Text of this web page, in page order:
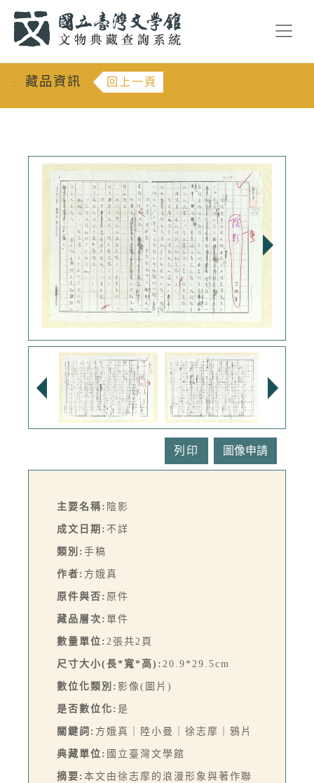
::: 藏品資訊 回上一頁
列印
主要名稱: 陰影
成文日期: 不詳
類別: 手稿
作者: 方娥真
原件與否: 原件
藏品層次: 單件
數量單位: 2張共2頁
尺寸大小(長*寬*高): 20.9*29.5cm
數位化類別: 影像(圖片)
是否數位化: 是
關鍵詞: 方娥真｜陸小曼｜徐志摩｜鴉片
典藏單位: 國立臺灣文學館
摘要: 本文由徐志摩的浪漫形象與著作聯